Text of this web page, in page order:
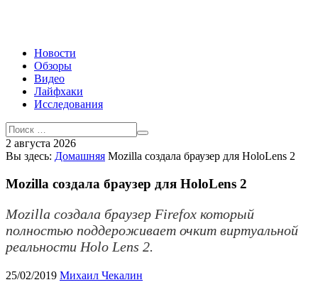
Новости
Обзоры
Видео
Лайфхаки
Исследования
2 августа 2026
Вы здесь: Домашняя Mozilla создала браузер для HoloLens 2
Mozilla создала браузер для HoloLens 2
Mozilla создала браузер Firefox который
полностью поддероживает очкит виртуальной
реальности Holo Lens 2.
25/02/2019 Михаил Чекалин